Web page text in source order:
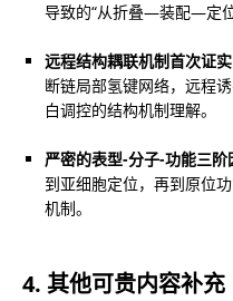
导致的“从折叠—装配—定
远程结构耦联机制首次证实
断链局部氢键网络，远程
白调控的结构机制理解。
严密的表型-分子-功能三阶
到亚细胞定位，再到原位
机制。
4. 其他可贵内容补充